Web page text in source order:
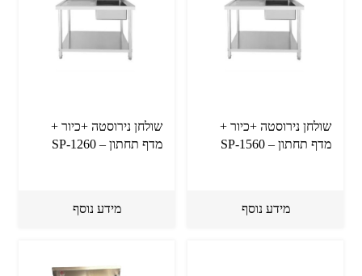
שולחן נירוסטה +כיור +
מדף תחתון – SP-1560
מידע נוסף
שולחן נירוסטה +כיור +
מדף תחתון – SP-1260
מידע נוסף